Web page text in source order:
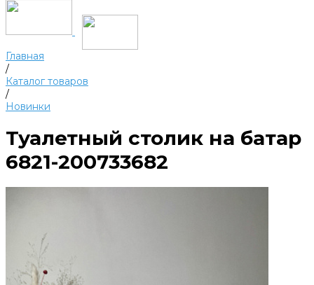
Главная
/
Каталог товаров
/
Новинки
Туалетный столик на батар
6821-200733682